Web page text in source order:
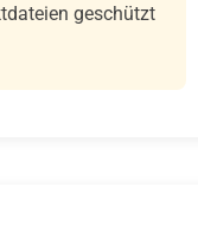
geschützt